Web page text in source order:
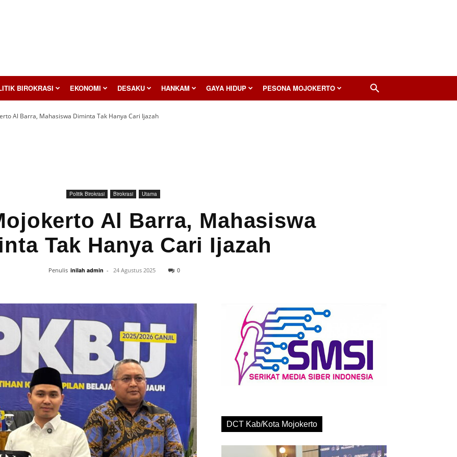
BIROKRASI EKONOMI DESAKU HANKAM GAYA HIDUP PESONA MOJOKERTO
Al Barra, Mahasiswa Diminta Tak Hanya Cari Ijazah
Politik Birokrasi Birokrasi Utama
Al Barra, Mahasiswa
Tak Hanya Cari Ijazah
Penulis inilah admin - 24 Agustus 2025 0
DCT Kab/Kota Mojokerto